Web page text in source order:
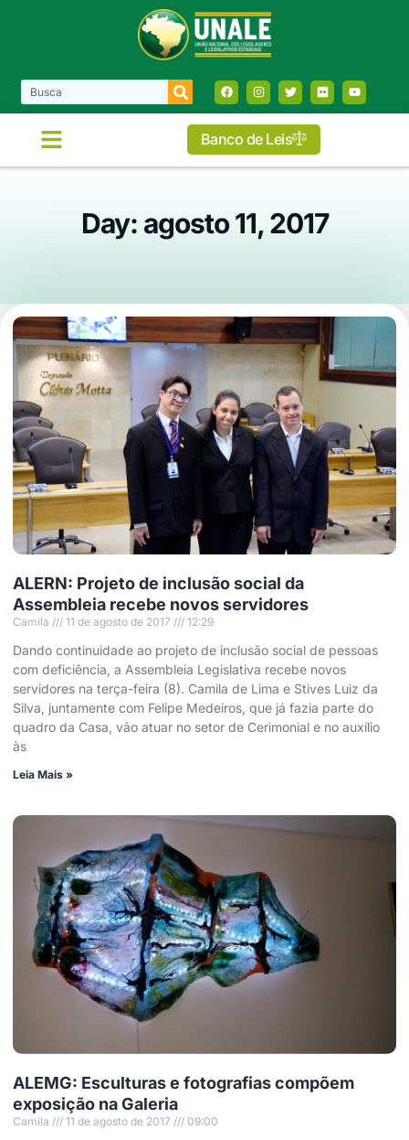
Banco de Leis
Day: agosto 11, 2017
ALERN: Projeto de inclusão social da
Assembleia recebe novos servidores
Camila 11 de agosto de 2017 12:29
Dando continuidade ao projeto de inclusão social de pessoas
com deficiência, a Assembleia Legislativa recebe novos
servidores na terça-feira (8). Camila de Lima e Stives Luiz da
Silva, juntamente com Felipe Medeiros, que já fazia parte do
quadro da Casa, vão atuar no setor de Cerimonial e no auxílio
às
Leia Mais »
ALEMG: Esculturas e fotografias compõem
exposição na Galeria
Camila 11 de agosto de 2017 09:00